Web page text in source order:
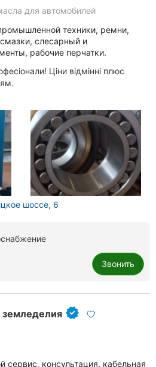
для автомобилей
техники, ремни,
слесарный и
рабочие перчатки.
Ціни відмінні плюс
шоссе, 6
Звонить
земледелия
сервис, консультация, кабельная